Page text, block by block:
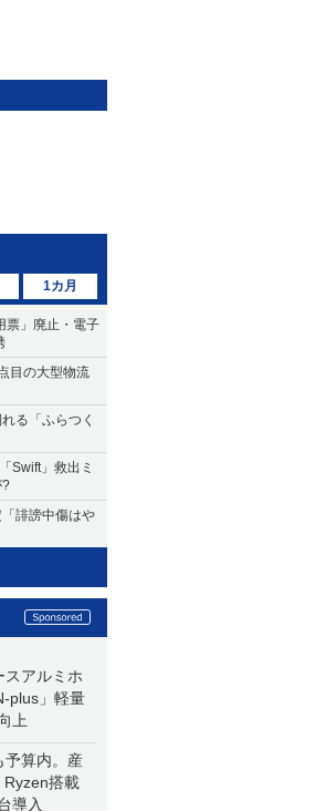
1カ月
票」廃止・電子
目の大型物流
る「ふらつく
Swift」救出ミ
?
誹謗中傷はや
スアルミホ
plus」軽量
上
予算内。産
搭載
導入